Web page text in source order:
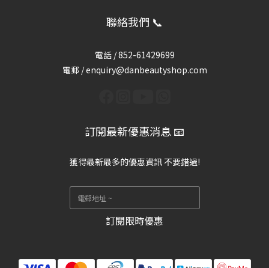
聯絡我們 📞
電話 /852-61429699
電郵 / enquiry@danbeautyshop.com
訂閱最新優惠消息 📧
獲得最新最多的優惠資訊 不要錯過!
訂閱限時優惠